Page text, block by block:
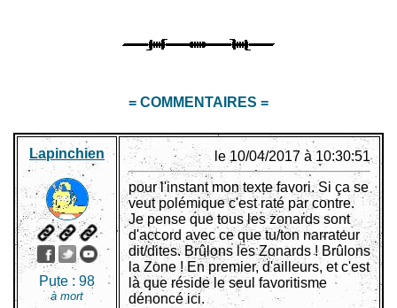
= COMMENTAIRES =
Lapinchien
Pute : 98
à mort
le 10/04/2017 à 10:30:51
pour l'instant mon texte favori. Si ça se
veut polémique c'est raté par contre.
Je pense que tous les zonards sont
d'accord avec ce que tu/ton narrateur
dit/dites. Brûlons les Zonards ! Brûlons
la Zone ! En premier, d'ailleurs, et c'est
là que réside le seul favoritisme
dénoncé ici.